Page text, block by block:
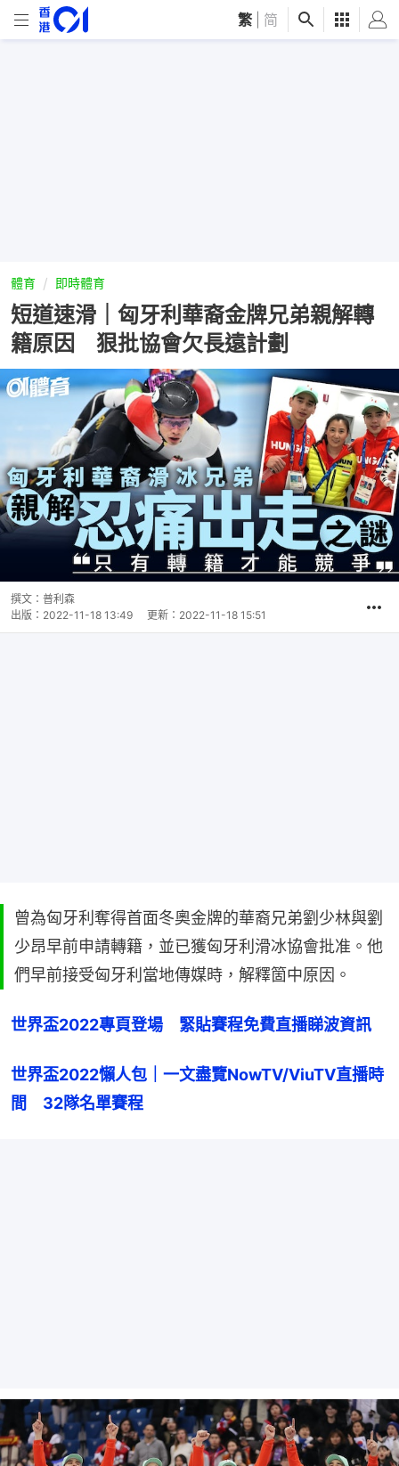
繁 简
體育 即時體育
短道速滑｜匈牙利華裔金牌兄弟親解轉
籍原因 狠批協會欠長遠計劃
撰文： 普利森
出版： 2022-11-18 13:49 更新： 2022-11-18 15:51
曾為匈牙利奪得首面冬奧金牌的華裔兄弟劉少林與劉
少昂早前申請轉籍，並已獲匈牙利滑冰協會批准。他
們早前接受匈牙利當地傳媒時，解釋箇中原因。
世界盃2022專頁登場　緊貼賽程免費直播睇波資訊
世界盃2022懶人包｜一文盡覽NowTV/ViuTV直播時
間　32隊名單賽程